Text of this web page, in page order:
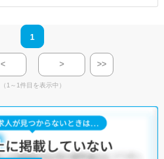
1
< > >>
（1～1件目を表示中）